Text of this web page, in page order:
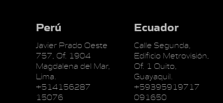
Perú
Javier Prado Oeste
757, Of. 1904
Magdalena del Mar,
Lima.
+514156287
15076
Ecuador
Calle Segunda,
Edificio Metrovisión,
Of. 1 Quito,
Guayaquil.
+59395919717
091650